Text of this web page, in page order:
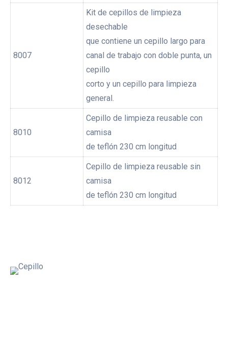
8007
Kit de cepillos de limpieza
desechable
que contiene un cepillo largo para
canal de trabajo con doble punta, un
cepillo
corto y un cepillo para limpieza
general.
8010
Cepillo de limpieza reusable con
camisa
de teflón 230 cm longitud
8012
Cepillo de limpieza reusable sin
camisa
de teflón 230 cm longitud